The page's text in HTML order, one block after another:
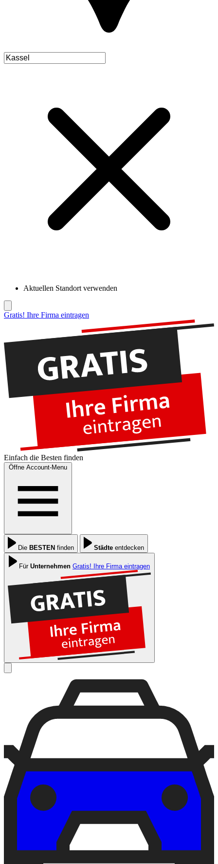
Aktuellen Standort verwenden
Gratis! Ihre Firma eintragen
Einfach die Besten finden
Öffne Account-Menu
Die BESTEN finden Städte entdecken
Für Unternehmen Gratis! Ihre Firma eintragen